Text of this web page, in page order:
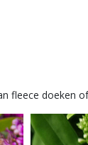
fleece doeken